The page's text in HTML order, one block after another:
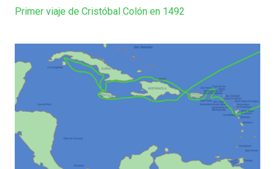
Primer viaje de Cristóbal Colón en 1492